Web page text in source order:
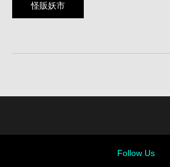
怪販妖市
Follow Us